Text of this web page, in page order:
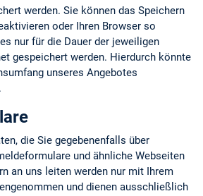
werden. Sie können das Speichern
oder Ihren Browser so
nur für die Dauer der jeweiligen
gespeichert werden. Hierdurch könnte
unseres Angebotes
die Sie gegebenenfalls über
und ähnliche Webseiten
an uns leiten werden nur mit Ihrem
und dienen ausschließlich